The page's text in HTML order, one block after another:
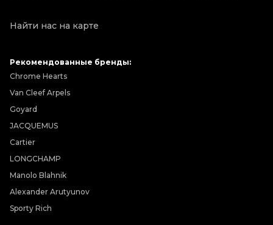
Найти нас на карте
Рекомендованные бренды:
Chrome Hearts
Van Cleef Arpels
Goyard
JACQUEMUS
Cartier
LONGCHAMP
Manolo Blahnik
Alexander Arutyunov
Sporty Rich